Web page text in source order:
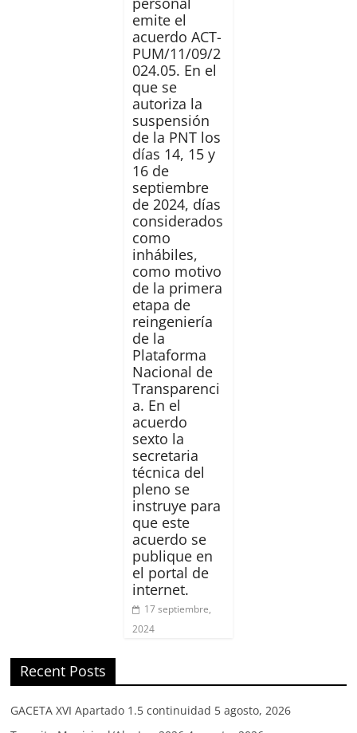
emite el
acuerdo ACT-
PUM/11/09/2
024.05. En el
que se
autoriza la
suspensión
de la PNT los
días 14, 15 y
16 de
septiembre
de 2024, días
considerados
como
inhábiles,
como motivo
de la primera
etapa de
reingeniería
de la
Plataforma
Nacional de
Transparenci
a. En el
acuerdo
sexto la
secretaria
técnica del
pleno se
instruye para
que este
acuerdo se
publique en
el portal de
internet.
17 septiembre,
2024
Recent Posts
GACETA XVI Apartado 1.5 continuidad 5 agosto, 2026